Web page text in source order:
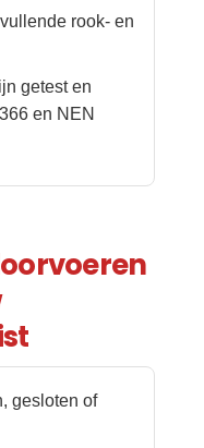
rook- en
getest en
en NEN
gesloten of